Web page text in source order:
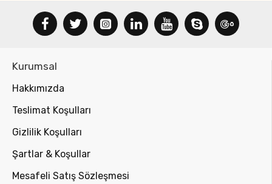
Kurumsal
Hakkımızda
Teslimat Koşulları
Gizlilik Koşulları
Şartlar & Koşullar
Mesafeli Satış Sözleşmesi